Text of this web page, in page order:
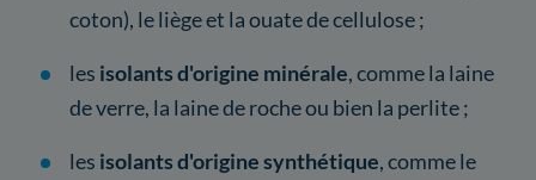
coton), le liège et la ouate de cellulose ;
les isolants d'origine minérale, comme la laine
de verre, la laine de roche ou bien la perlite ;
les isolants d'origine synthétique, comme le